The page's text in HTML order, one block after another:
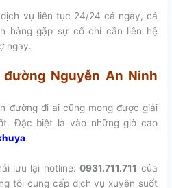
vụ liên tục 24/24 cả ngày, cả
hàng gặp sự cố chỉ cần liên hệ
ngay.
Nguyễn An Ninh
đường đi ai cũng mong được giải
Đặc biệt là vào những giờ cao
.
lưu lại hotline:0931.711.711 của
tôi cung cấp dịch vụ xuyên suốt